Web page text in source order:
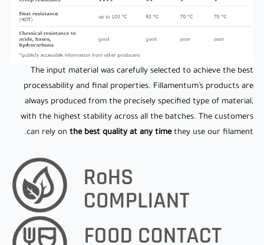
processability and final properties. Fillamentum’s products are
always produced from the precisely specified type of material,
with the highest stability across all the batches. The customers
can rely onthe best quality at any timethey use our filament.
The input material was carefully selected to achieve the best
processability and final properties. Fillamentum’s products are
always produced from the precisely specified type of material,
with the highest stability across all the batches. The customers
can rely on the best quality at any timethey use our filament.